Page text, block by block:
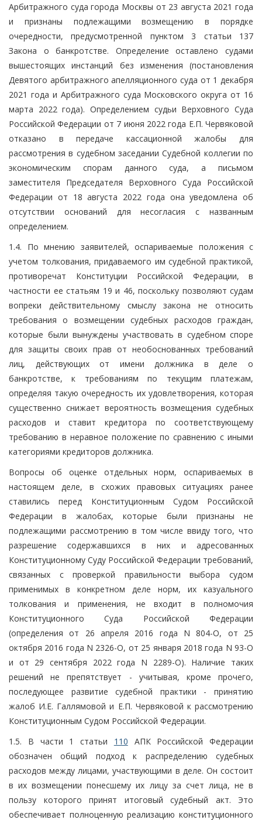
Арбитражного суда города Москвы от 23 августа 2021 года
и признаны подлежащими возмещению в порядке
очередности, предусмотренной пунктом 3 статьи 137
Закона о банкротстве. Определение оставлено судами
вышестоящих инстанций без изменения (постановления
Девятого арбитражного апелляционного суда от 1 декабря
2021 года и Арбитражного суда Московского округа от 16
марта 2022 года). Определением судьи Верховного Суда
Российской Федерации от 7 июня 2022 года Е.П. Червяковой
отказано в передаче кассационной жалобы для
рассмотрения в судебном заседании Судебной коллегии по
экономическим спорам данного суда, а письмом
заместителя Председателя Верховного Суда Российской
Федерации от 18 августа 2022 года она уведомлена об
отсутствии оснований для несогласия с названным
определением.
1.4. По мнению заявителей, оспариваемые положения с
учетом толкования, придаваемого им судебной практикой,
противоречат Конституции Российской Федерации, в
частности ее статьям 19 и 46, поскольку позволяют судам
вопреки действительному смыслу закона не относить
требования о возмещении судебных расходов граждан,
которые были вынуждены участвовать в судебном споре
для защиты своих прав от необоснованных требований
лиц, действующих от имени должника в деле о
банкротстве, к требованиям по текущим платежам,
определяя такую очередность их удовлетворения, которая
существенно снижает вероятность возмещения судебных
расходов и ставит кредитора по соответствующему
требованию в неравное положение по сравнению с иными
категориями кредиторов должника.
Вопросы об оценке отдельных норм, оспариваемых в
настоящем деле, в схожих правовых ситуациях ранее
ставились перед Конституционным Судом Российской
Федерации в жалобах, которые были признаны не
подлежащими рассмотрению в том числе ввиду того, что
разрешение содержавшихся в них и адресованных
Конституционному Суду Российской Федерации требований,
связанных с проверкой правильности выбора судом
применимых в конкретном деле норм, их казуального
толкования и применения, не входит в полномочия
Конституционного Суда Российской Федерации
(определения от 26 апреля 2016 года N 804-О, от 25
октября 2016 года N 2326-О, от 25 января 2018 года N 93-О
и от 29 сентября 2022 года N 2289-О). Наличие таких
решений не препятствует - учитывая, кроме прочего,
последующее развитие судебной практики - принятию
жалоб И.Е. Галлямовой и Е.П. Червяковой к рассмотрению
Конституционным Судом Российской Федерации.
1.5. В части 1 статьи 110 АПК Российской Федерации
обозначен общий подход к распределению судебных
расходов между лицами, участвующими в деле. Он состоит
в их возмещении понесшему их лицу за счет лица, не в
пользу которого принят итоговый судебный акт. Это
обеспечивает полноценную реализацию конституционного